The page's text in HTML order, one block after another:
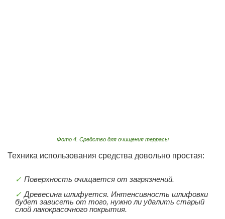
Фото 4. Средство для очищения террасы
Техника использования средства довольно простая:
Поверхность очищается от загрязнений.
Древесина шлифуется. Интенсивность шлифовки
будет зависеть от того, нужно ли удалить старый
слой лакокрасочного покрытия.